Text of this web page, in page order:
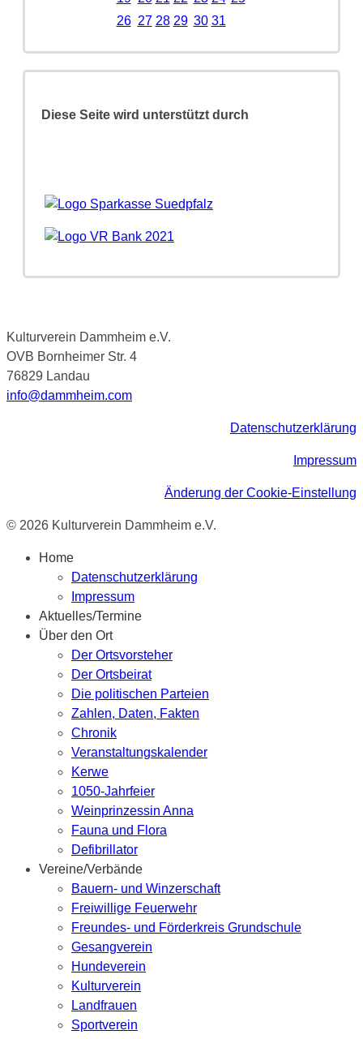
26 27 28 29 30 31
Diese Seite wird unterstützt durch
Kulturverein Dammheim e.V.
OVB Bornheimer Str. 4
76829 Landau
info@dammheim.com
Datenschutzerklärung
Impressum
Änderung der Cookie-Einstellung
© 2026 Kulturverein Dammheim e.V.
Home
Datenschutzerklärung
Impressum
Aktuelles/Termine
Über den Ort
Der Ortsvorsteher
Der Ortsbeirat
Die politischen Parteien
Zahlen, Daten, Fakten
Chronik
Veranstaltungskalender
Kerwe
1050-Jahrfeier
Weinprinzessin Anna
Fauna und Flora
Defibrillator
Vereine/Verbände
Bauern- und Winzerschaft
Freiwillige Feuerwehr
Freundes- und Förderkreis Grundschule
Gesangverein
Hundeverein
Kulturverein
Landfrauen
Sportverein